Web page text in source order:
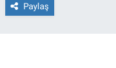
Paylaş